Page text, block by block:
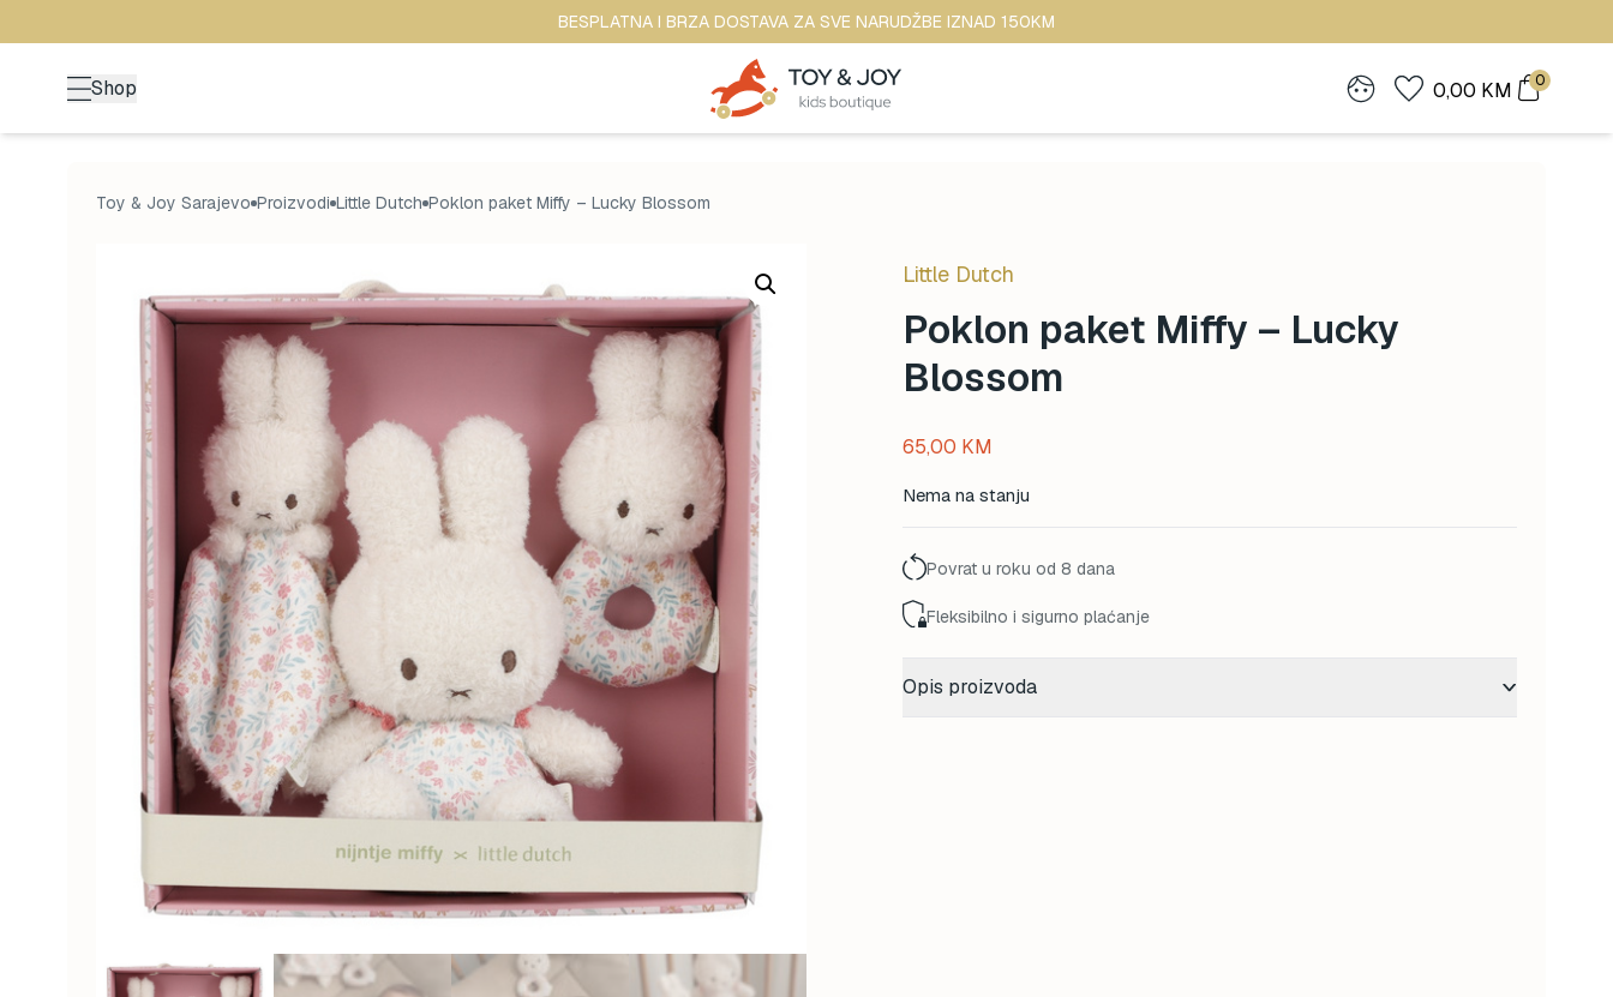
BESPLATNA I BRZA DOSTAVA ZA SVE NARUDŽBE IZNAD 150KM
Shop 0,00 KM 0
Toy & Joy Sarajevo Proizvodi Little Dutch Poklon paket Miffy – Lucky Blossom
Little Dutch
Poklon paket Miffy – Lucky
Blossom
65,00 KM
Nema na stanju
Povrat u roku od 8 dana
Fleksibilno i sigurno plaćanje
Opis proizvoda